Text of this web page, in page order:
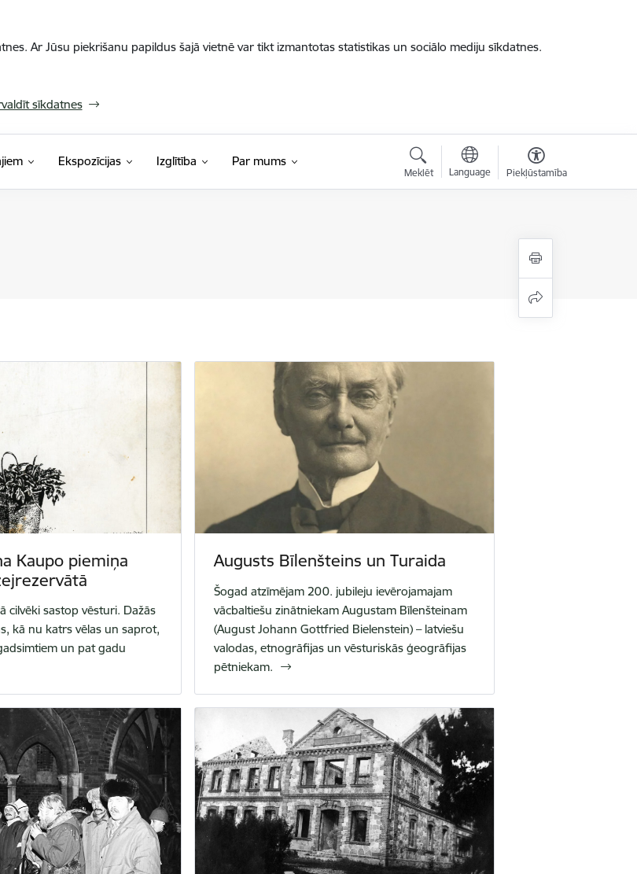
Ar Jūsu piekrišanu papildus šajā vietnē var tikt izmantotas statistikas un sociālo mediju sīkdatnes.
sīkdatnes
Ekspozīcijas Izglītība Par mums
Meklēt Language Piekļūstamība
Kaupo piemiņa
cilvēki sastop vēsturi. Dažās
kā nu katrs vēlas un saprot,
un pat gadu
Augusts Bīlenšteins un Turaida
Šogad atzīmējam 200. jubileju ievērojamajam
vācbaltiešu zinātniekam Augustam Bīlenšteinam
(August Johann Gottfried Bielenstein) – latviešu
valodas, etnogrāfijas un vēsturiskās ģeogrāfijas
pētniekam.